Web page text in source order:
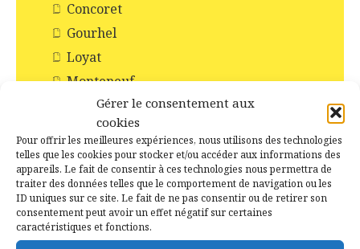
Gérer le consentement aux
cookies
Pour offrir les meilleures expériences, nous utilisons des technologies
telles que les cookies pour stocker et/ou accéder aux informations des
appareils. Le fait de consentir à ces technologies nous permettra de
traiter des données telles que le comportement de navigation ou les
ID uniques sur ce site. Le fait de ne pas consentir ou de retirer son
consentement peut avoir un effet négatif sur certaines
caractéristiques et fonctions.
Concoret
Gourhel
Loyat
Monteneuf
Monterrein
Néant-sur-Yvel
Paimpont
Ploërmel
Saint-Abraham
Saint-Malo-de-Beignon